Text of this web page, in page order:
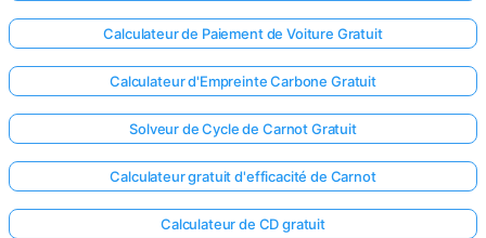
Calculateur de Paiement de Voiture Gratuit
Calculateur d'Empreinte Carbone Gratuit
Solveur de Cycle de Carnot Gratuit
Calculateur gratuit d'efficacité de Carnot
Calculateur de CD gratuit